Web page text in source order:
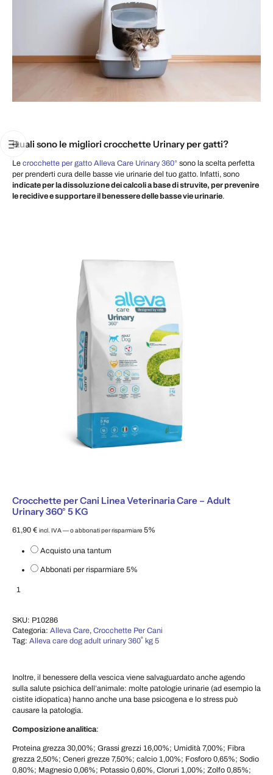
Quali sono le migliori crocchette Urinary per gatti?
Le crocchette per gatto Alleva Care Urinary 360° sono la scelta perfetta
per prenderti cura delle basse vie urinarie del tuo gatto. Infatti, sono
indicate per la dissoluzione dei calcoli a base di struvite, per prevenire
le recidive e supportare il benessere delle basse vie urinarie.
Crocchette per Cani Linea Veterinaria Care – Adult
Urinary 360° 5 KG
61,90 € incl. IVA—o abbonati per risparmiare 5%
Acquisto una tantum
Abbonati per risparmiare 5%
Crocchette per Cani Linea Veterinaria Care – Adult Urinary 360° 5 KG
SKU: P10286
Categoria: Alleva Care, Crocchette Per Cani
Tag: Alleva care dog adult urinary 360˚ kg 5
Inoltre, il benessere della vescica viene salvaguardato anche agendo
sulla salute psichica dell’animale: molte patologie urinarie (ad esempio la
cistite idiopatica) hanno anche una base psicogena e lo stress può
causare la patologia.
Composizione analitica:
Proteina grezza 30,00%; Grassi grezzi 16,00%; Umidità 7,00%; Fibra
grezza 2,50%; Ceneri grezze 7,50%; calcio 1,00%; Fosforo 0,65%; Sodio
0,80%; Magnesio 0,06%; Potassio 0,60%, Cloruri 1,00%; Zolfo 0,85%;